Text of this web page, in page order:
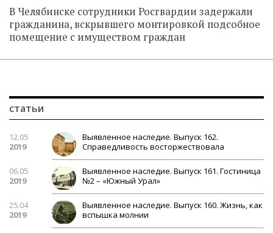
В Челябинске сотрудники Росгвардии задержали
гражданина, вскрывшего монтировкой подсобное
помещение с имуществом граждан
статьи
12.05
2019
Выявленное наследие. Выпуск 162.
Справедливость восторжествовала
06.05
2019
Выявленное наследие. Выпуск 161. Гостиница
№2 – «Южный Урал»
25.04
2019
Выявленное наследие. Выпуск 160. Жизнь, как
вспышка молнии